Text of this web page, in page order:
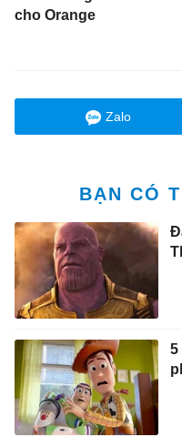
cho Orange
Zalo
BẠN CÓ
5